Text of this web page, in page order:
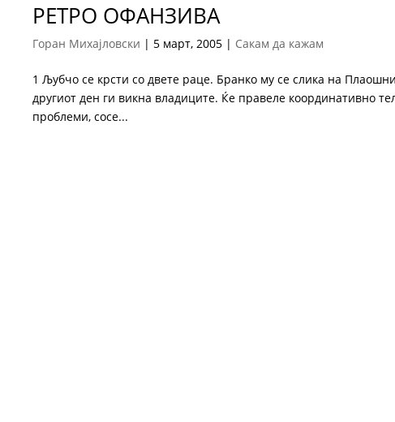
РЕТРО ОФАНЗИВА
Горан Михајловски | 5 март, 2005 | Сакам да кажам
1 Љубчо се крсти со двете раце. Бранко му се слика на
другиот ден ги викна владиците. Ќе правеле координативно
проблеми, сосе...